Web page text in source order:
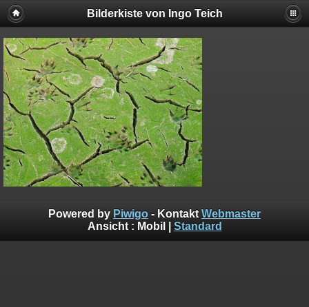
Bilderkiste von Ingo Teich
Powered by Piwigo - Kontakt Webmaster
Ansicht : Mobil Standard